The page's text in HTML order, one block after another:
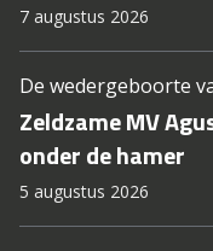
7 augustus 2026
De wedergeboorte
Zeldzame MV
onder de hamer
5 augustus 2026